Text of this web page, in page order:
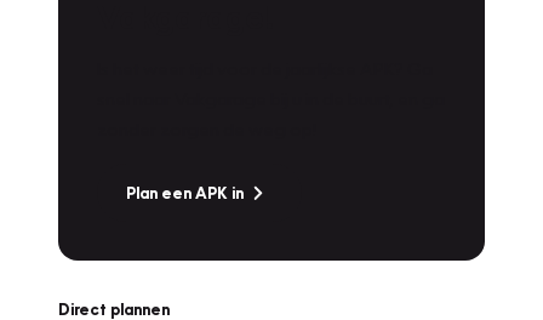
Plan een APK in
Direct plannen